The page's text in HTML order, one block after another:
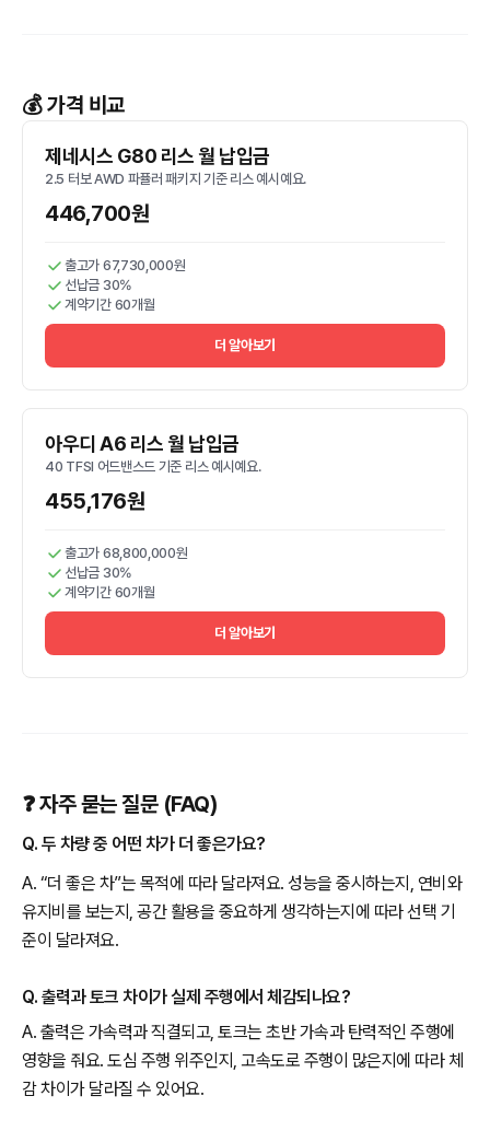
💰 가격 비교
제네시스 G80 리스 월 납입금
2.5 터보 AWD 파퓰러 패키지 기준 리스 예시예요.
446,700원
출고가 67,730,000원
선납금 30%
계약기간 60개월
더 알아보기
아우디 A6 리스 월 납입금
40 TFSI 어드밴스드 기준 리스 예시예요.
455,176원
출고가 68,800,000원
선납금 30%
계약기간 60개월
더 알아보기
❓ 자주 묻는 질문 (FAQ)
Q. 두 차량 중 어떤 차가 더 좋은가요?
A. “더 좋은 차”는 목적에 따라 달라져요. 성능을 중시하는지, 연비와
유지비를 보는지, 공간 활용을 중요하게 생각하는지에 따라 선택 기
준이 달라져요.
Q. 출력과 토크 차이가 실제 주행에서 체감되나요?
A. 출력은 가속력과 직결되고, 토크는 초반 가속과 탄력적인 주행에
영향을 줘요. 도심 주행 위주인지, 고속도로 주행이 많은지에 따라 체
감 차이가 달라질 수 있어요.